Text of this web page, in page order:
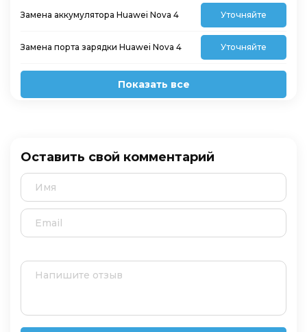
Замена аккумулятора Huawei Nova 4 Уточняйте
Замена порта зарядки Huawei Nova 4 Уточняйте
Показать все
Оставить свой комментарий